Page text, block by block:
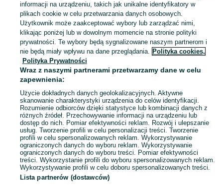
KATEGORIA
Zobacz
Mapa kategorii
Mapa miejscowości
Mapa ministron
Popularne wyszukiwania
informacji na urządzeniu, takich jak unikalne identyfikatory w
plikach cookie w celu przetwarzania danych osobowych.
Użytkownik może zaakceptować wybory lub zarządzać nimi,
klikając poniżej lub w dowolnym momencie na stronie polityki
prywatności. Te wybory będą sygnalizowane naszym partnerom i
nie będą miały wpływu na dane przeglądania. Polityka cookies,
Polityka Prywatności
Wraz z naszymi partnerami przetwarzamy dane w celu
zapewnienia:
Użycie dokładnych danych geolokalizacyjnych. Aktywne
skanowanie charakterystyki urządzenia do celów identyfikacji.
Rozumienie odbiorców dzięki statystyce lub kombinacji danych z
różnych źródeł. Przechowywanie informacji na urządzeniu lub
dostęp do nich. Pomiar efektywności reklam. Rozwój i ulepszanie
usług. Tworzenie profili w celu personalizacji treści. Tworzenie
profili w celu spersonalizowanych reklam. Wykorzystywanie
ograniczonych danych do wyboru reklam. Wykorzystywanie
ograniczonych danych do wyboru treści. Pomiar efektywności
treści. Wykorzystanie profili do wyboru spersonalizowanych reklam.
Wykorzystywanie profili w celu doboru spersonalizowanych treści.
Lista partnerów (dostawców)